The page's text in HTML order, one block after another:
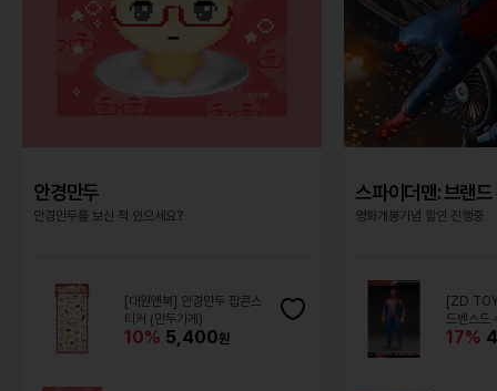
안경만두
안경만두를 보신 적 있으세요?
[대원앤북] 안경만두 팝콘스
티커 (만두가게)
10% 5,400
스파이더맨: 브랜드
영화개봉기념 할인 진행중
[ZD
드벤스드
17%